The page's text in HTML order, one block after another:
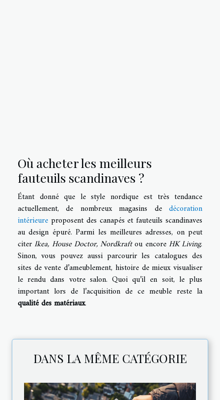
Où acheter les meilleurs
fauteuils scandinaves ?
Étant donné que le style nordique est très tendance
actuellement, de nombreux magasins de décoration
intérieure proposent des canapés et fauteuils scandinaves
au design épuré. Parmi les meilleures adresses, on peut
citerIkea, House Doctor, Nordkraftou encoreHK Living.
Sinon, vous pouvez aussi parcourir les catalogues des
sites de vente d’ameublement, histoire de mieux visualiser
le rendu dans votre salon. Quoi qu’il en soit, le plus
important lors de l’acquisition de ce meuble reste la
qualité des matériaux.
DANS LA MÊME CATÉGORIE